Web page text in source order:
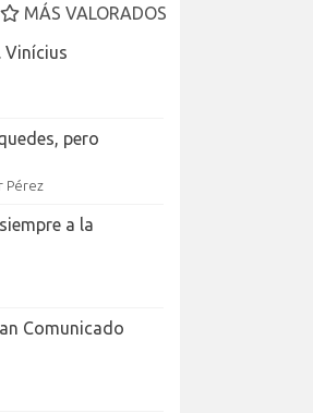
MÁS VALORADOS
Vinícius
pero
Pérez
a la
Comunicado